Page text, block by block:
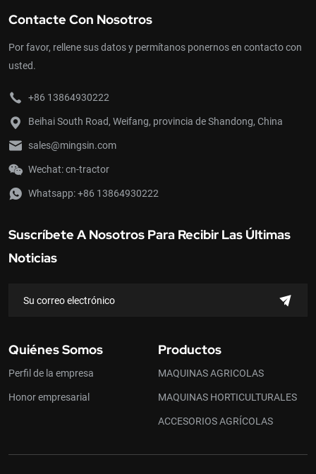
Contacte Con Nosotros
Por favor, rellene sus datos y permítanos ponernos en contacto con
usted.
+86 13864930222
Beihai South Road, Weifang, provincia de Shandong, China
sales@mingsin.com
Wechat: cn-tractor
Whatsapp:+86 13864930222
Suscríbete A Nosotros Para Recibir Las Últimas
Noticias
Quiénes Somos
Perfil de la empresa
Honor empresarial
Productos
MAQUINAS AGRICOLAS
MAQUINAS HORTICULTURALES
ACCESORIOS AGRÍCOLAS